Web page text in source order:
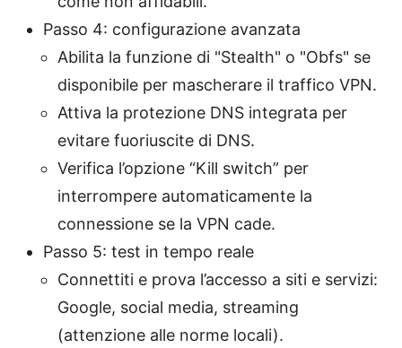
Passo 4: configurazione avanzata
Abilita la funzione di "Stealth" o "Obfs" se
disponibile per mascherare il traffico VPN.
Attiva la protezione DNS integrata per
evitare fuoriuscite di DNS.
Verifica l’opzione “Kill switch” per
interrompere automaticamente la
connessione se la VPN cade.
Passo 5: test in tempo reale
Connettiti e prova l’accesso a siti e servizi:
Google, social media, streaming
(attenzione alle norme locali).